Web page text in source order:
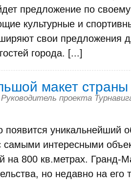
предложение по
культурные и
свои предложения
города. [...]
макет
Руководитель проекта
появится уникальнейший
самыми интересными
на 800 кв.метрах. Гранд-
но недавно на его